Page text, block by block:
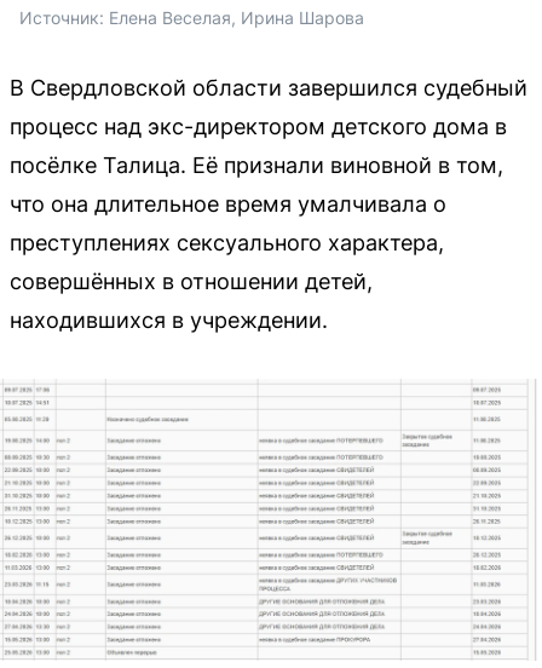
Источник: Елена Веселая, Ирина Шарова
В Свердловской области завершился судебный
процесс над экс-директором детского дома в
посёлке Талица. Её признали виновной в том,
что она длительное время умалчивала о
преступлениях сексуального характера,
совершённых в отношении детей,
находившихся в учреждении.